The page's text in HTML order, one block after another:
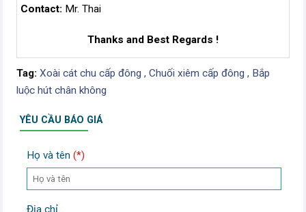
Contact: Mr. Thai
Thanks and Best Regards !
Tag: Xoài cát chu cấp đông , Chuối xiêm cấp đông , Bắp
luộc hút chân không
YÊU CẦU BÁO GIÁ
Họ và tên (*)